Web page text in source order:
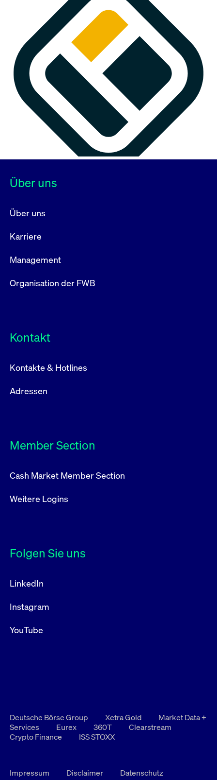
Über uns
Über uns
Karriere
Management
Organisation der FWB
Kontakt
Kontakte & Hotlines
Adressen
Member Section
Cash Market Member Section
Weitere Logins
Folgen Sie uns
LinkedIn
Instagram
YouTube
Deutsche Börse Group Xetra Gold
Market Data +
Services
Eurex 360T
Clearstream
Crypto Finance
ISS STOXX
Impressum Disclaimer
Datenschutz